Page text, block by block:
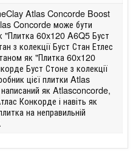
Atlas Concorde Boost
Concorde може бути
"Плитка 60x120 A6Q5 Буст
з колекції Буст Стан Етлес
як "Плитка 60x120
Буст Стоне з колекції
цієї плитки Atlas
як Atlasconcorde,
Конкорде і навіть як
на неправильній